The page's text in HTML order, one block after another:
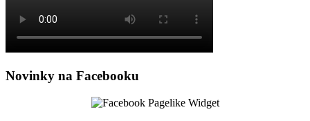
Novinky na Facebooku